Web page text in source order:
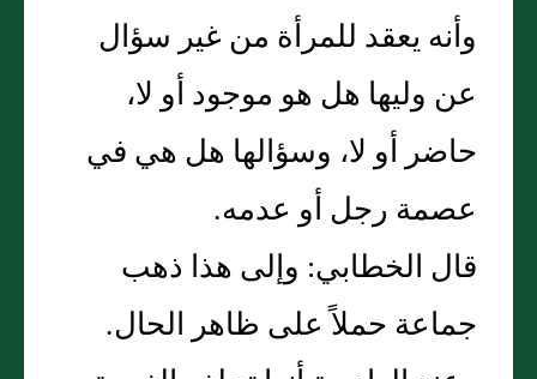
وأنه يعقد للمرأة من غير سؤال
عن وليها هل هو موجود أو لا،
حاضر أو لا، وسؤالها هل هي في
عصمة رجل أو عدمه.
قال الخطابي: وإلى هذا ذهب
جماعة حملاً على ظاهر الحال.